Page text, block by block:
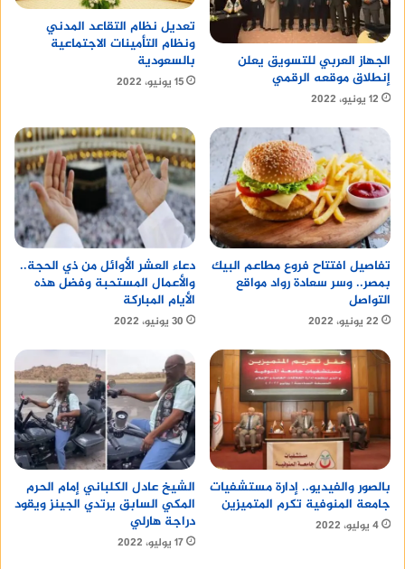
الجهاز العربي للتسويق يعلن
إنطلاق موقعه الرقمي
12 يونيو، 2022
تعديل نظام التقاعد المدني
ونظام التأمينات الاجتماعية
بالسعودية
15 يونيو، 2022
تفاصيل افتتاح فروع مطاعم البيك
بمصر.. وسر سعادة رواد مواقع
التواصل
22 يونيو، 2022
دعاء العشر الأوائل من ذي الحجة..
والأعمال المستحبة وفضل هذه
الأيام المباركة
30 يونيو، 2022
بالصور والفيديو.. إدارة مستشفيات
جامعة المنوفية تكرم المتميزين
4 يوليو، 2022
الشيخ عادل الكلباني إمام الحرم
المكي السابق يرتدي الجينز ويقود
دراجة هارلي
17 يوليو، 2022